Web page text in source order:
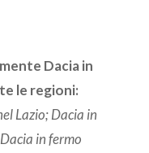
Dacia in
le regioni:
Lazio; Dacia in
in fermo